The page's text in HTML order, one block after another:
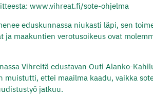
www.vihreat.fi/sote-ohjelma
eduskunnassa niukasti läpi, sen
maakuntien verotusoikeus ovat
Vihreitä edustavan Outi Alanko-
muistutti, ettei maailma kaadu, vaikka
jatkuu.